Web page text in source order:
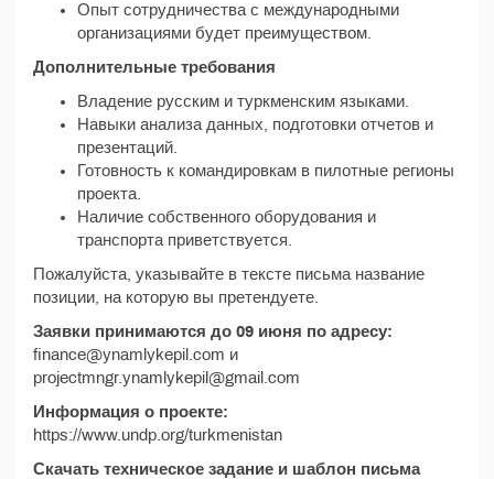
Опыт сотрудничества с международными
организациями будет преимуществом.
Дополнительные требования
Владение русским и туркменским языками.
Навыки анализа данных, подготовки отчетов и
презентаций.
Готовность к командировкам в пилотные регионы
проекта.
Наличие собственного оборудования и
транспорта приветствуется.
Пожалуйста, указывайте в тексте письма название
позиции, на которую вы претендуете.
Заявки принимаются до 09 июня по адресу:
finance@ynamlykepil.com и
projectmngr.ynamlykepil@gmail.com
Информация о проекте:
https://www.undp.org/turkmenistan
Скачать техническое задание и шаблон письма